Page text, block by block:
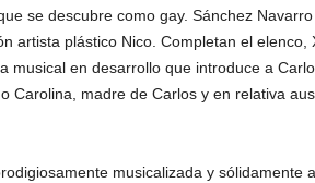
se descubre como gay. Sánchez
artista plástico Nico. Completan el elenco,
musical en desarrollo que introduce a
Carolina, madre de Carlos y en relativa
musicalizada y sólidamente